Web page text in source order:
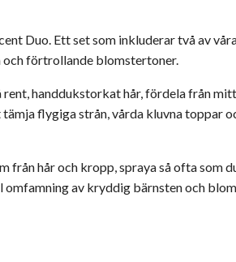
Duo. Ett set som inkluderar två av
och förtrollande blomstertoner.
handdukstorkat hår, fördela från
flygiga strån, vårda kluvna toppar
från hår och kropp, spraya så ofta som
av kryddig bärnsten och